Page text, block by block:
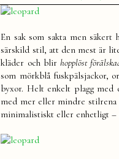
av
Julia
En sak som sakta men
särskild stil, att den mest är
kläder och blir hopplöst
som mörkblå fuskpälsjackor,
byxor. Helt enkelt plagg med
med mer eller mindre stilrena
minimalistiskt eller enhetligt –